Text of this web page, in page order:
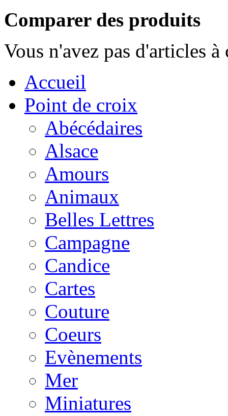
Comparer des produits
Vous n'avez pas d'articles à
Accueil
Point de croix
Abécédaires
Alsace
Amours
Animaux
Belles Lettres
Campagne
Candice
Cartes
Couture
Coeurs
Evènements
Mer
Miniatures